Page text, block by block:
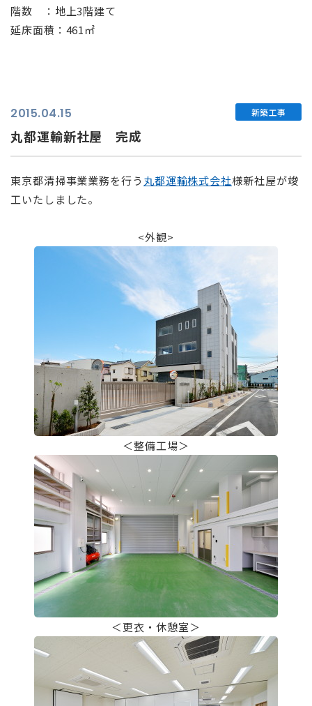
階数 ：地上3階建て
延床面積：461㎡
2015.04.15 新築工事
丸都運輸新社屋 完成
東京都清掃事業業務を行う 丸都運輸株式会社様新社屋が竣
工いたしました。
<外観>
＜整備工場＞
＜更衣・休憩室＞